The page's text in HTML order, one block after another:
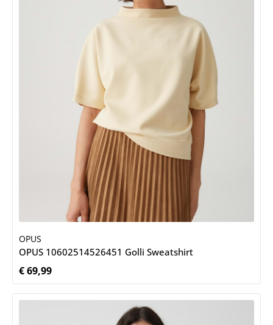
OPUS
OPUS 10602514526451 Golli Sweatshirt
Normale prijs:
€ 69,99